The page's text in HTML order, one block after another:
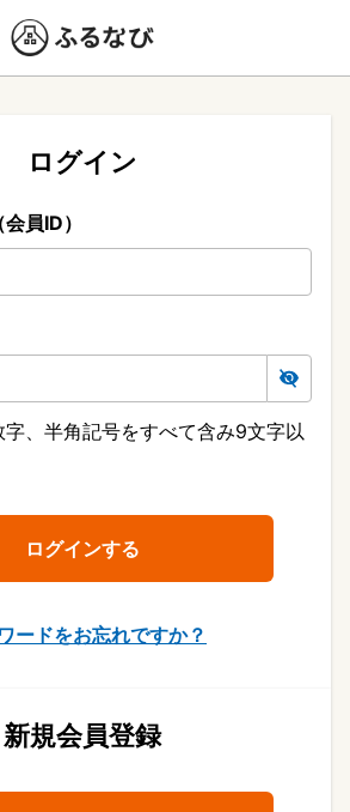
ログイン
員ID）
、半角記号をすべて含み9文字以
ードをお忘れですか？
新規会員登録